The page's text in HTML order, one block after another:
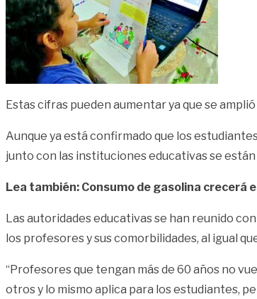
Estas cifras pueden aumentar ya que se
Aunque ya está confirmado que los
junto con las instituciones educativas se
Lea también: Consumo de gasolina crecerá
Las autoridades educativas se han reunido
los profesores y sus comorbilidades, al igual
“Profesores que tengan más de 60 años no
otros y lo mismo aplica para los estudiantes,